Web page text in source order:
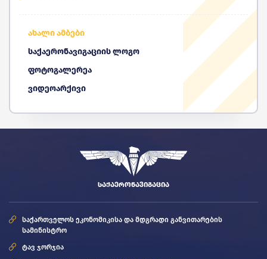
ახალი ამბები
საქაერონავიგაციის ლოგო
ფოტოგალერეა
ვიდეოარქივი
ᲡᲐᲥᲐᲔᲠᲝᲜᲐᲕᲘᲒᲐᲪᲘᲐ
საქართველოს ეკონომიკისა და მდგრადი განვითარების
სამინისტრო
ტავ ჯორჯია